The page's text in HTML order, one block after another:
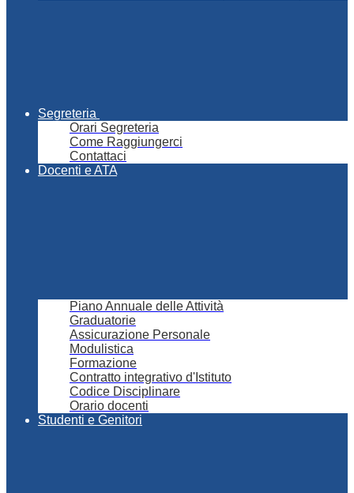
Segreteria
Orari Segreteria
Come Raggiungerci
Contattaci
Docenti e ATA
Piano Annuale delle Attività
Graduatorie
Assicurazione Personale
Modulistica
Formazione
Contratto integrativo d'Istituto
Codice Disciplinare
Orario docenti
Studenti e Genitori